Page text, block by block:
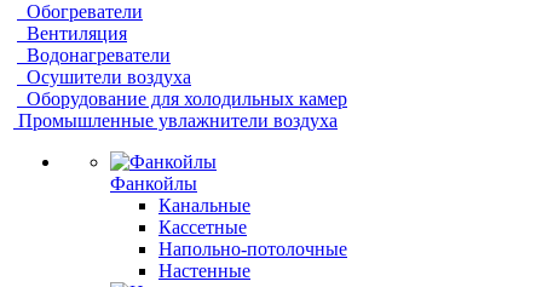
Обогреватели
Вентиляция
Водонагреватели
Осушители воздуха
Оборудование для холодильных камер
Промышленные увлажнители воздуха
Фанкойлы
Канальные
Кассетные
Напольно-потолочные
Настенные